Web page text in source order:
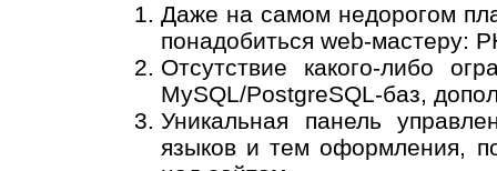
Даже на самом недорогом
понадобиться web-мастеру:
Отсутствие какого-либо
MySQL/PostgreSQL-баз,
Уникальная панель
языков и тем оформления,